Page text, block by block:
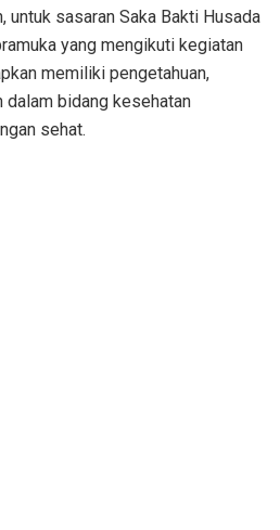
untuk sasaran Saka Bakti Husada
yang mengikuti kegiatan
memiliki pengetahuan,
dalam bidang kesehatan
sehat.